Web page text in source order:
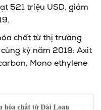
521 triệu USD, giảm
chất từ thị trường
kỳ năm 2019: Axit
Mono ethylene